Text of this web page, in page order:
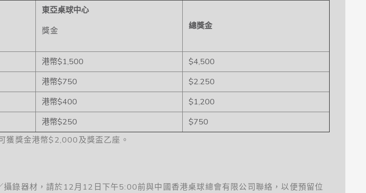
東亞桌球中心
獎金
總獎金
港幣$1,500
$4,500
港幣$750
$2.250
港幣$400
$1,200
港幣$250
$750
獲獎金港幣$2,000及獎盃乙座。
錄器材，請於12月12日下午5:00前與中國香港桌球總會有限公司聯絡，以便預留位